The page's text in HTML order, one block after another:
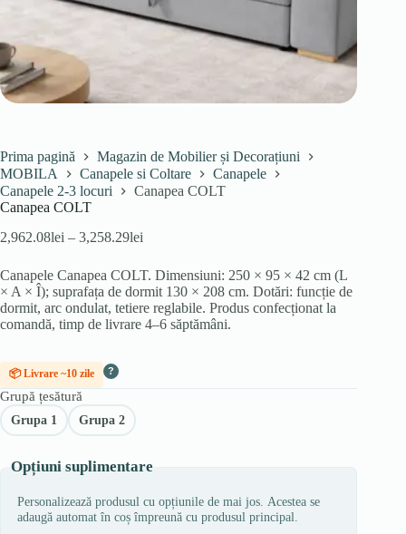
Prima pagină
Magazin de Mobilier și Decorațiuni
MOBILA
Canapele si Coltare
Canapele
Canapele 2-3 locuri
Canapea COLT
Canapea COLT
2,962.08lei – 3,258.29lei
prețuri:
2,962.08lei
până
la
3,258.29lei
Canapele Canapea COLT. Dimensiuni: 250 × 95 × 42 cm (L
× A × Î); suprafața de dormit 130 × 208 cm. Dotări: funcție de
dormit, arc ondulat, tetiere reglabile. Produs confecționat la
comandă, timp de livrare 4–6 săptămâni.
📦 Livrare ~10 zile ?
Grupă țesătură
Grupa 1 Grupa 2
Opțiuni suplimentare
Personalizează produsul cu opțiunile de mai jos. Acestea se
adaugă automat în coș împreună cu produsul principal.